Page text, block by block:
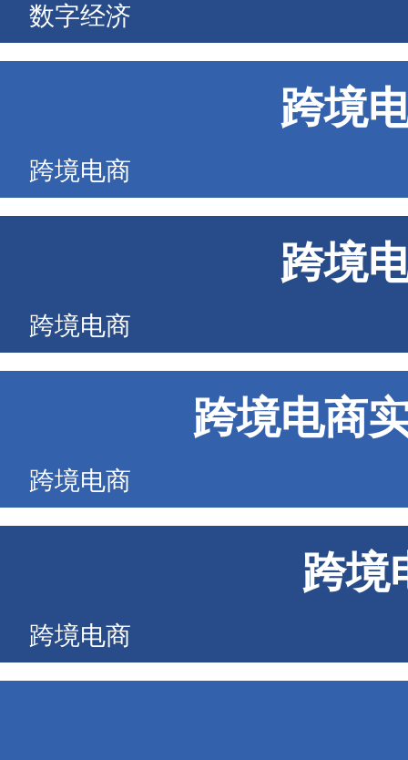
数字经济
跨境
跨境电商
跨境
跨境电商
跨境电商
跨境电商
跨境
跨境电商